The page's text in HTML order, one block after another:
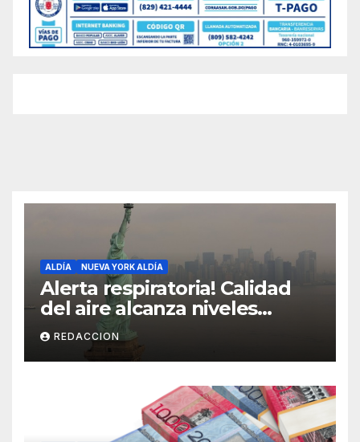
ALDÍA NUEVA YORK ALDÍA
Alerta respiratoria! Calidad
del aire alcanza niveles
peligrosos en NYC
REDACCION